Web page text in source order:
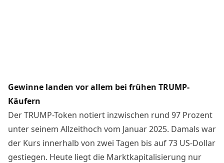
Gewinne landen vor allem bei frühen TRUMP-
Käufern
Der TRUMP-Token notiert inzwischen rund 97 Prozent
unter seinem Allzeithoch vom Januar 2025. Damals war
der Kurs innerhalb von zwei Tagen bis auf 73 US-Dollar
gestiegen. Heute liegt die Marktkapitalisierung nur